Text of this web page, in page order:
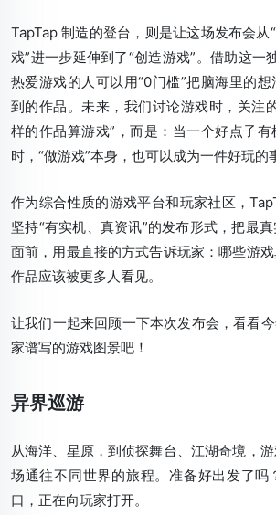
TapTap 制造的登台，则是让这场发布会从
戏”进一步延伸到了“创造游戏”。借助这一
热爱游戏的人可以用“0门槛”把脑海里的
到的作品。未来，我们讨论游戏时，关注
样的作品算游戏”，而是：当一个好点子
时，“做游戏”本身，也可以成为一件好玩的
作为综合性质的游戏平台和玩家社区，
坚持“有实机、真资讯”的发布形式，把最
面前，用最直接的方式告诉玩家：哪些游
作品应该被更多人看见。
让我们一起来回顾一下本次发布会，看看
家谱写的游戏图景吧！
异界巡游
从海洋、星原，到侦探舞台、江湖奇境，
场通往不同世界的旅程。准备好出发了吗
口，正在向玩家打开。